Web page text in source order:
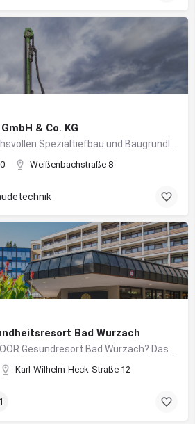
& Co. KG
Weißenbachstraße 8
Bad Wurzach
Karl-Wilhelm-Heck-Straße 12